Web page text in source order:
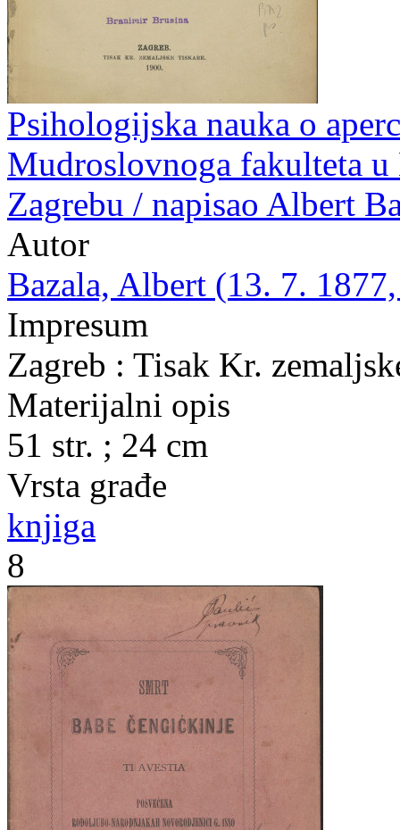
Psihologijska nauka o
Mudroslovnoga fakulteta
Zagrebu / napisao Albert
Autor
Bazala, Albert (13. 7.
Impresum
Zagreb : Tisak Kr.
Materijalni opis
51 str. ; 24 cm
Vrsta građe
knjiga
8